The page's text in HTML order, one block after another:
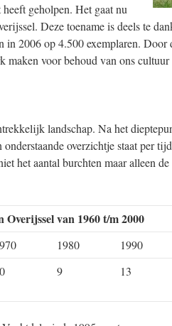
geholpen. Het gaat nu
Deze toename is deels te
in 2006 op 4.500 exemplaren.
maken voor behoud van ons
landschap. Na het
overzichtje staat per
het aantal burchten maar alleen
van 1960 t/m 2000
1980 1990
9 13